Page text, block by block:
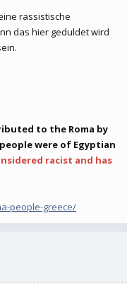
rassistische
das hier geduldet wird
to the Roma by
were of Egyptian
racist and has
people-greece/